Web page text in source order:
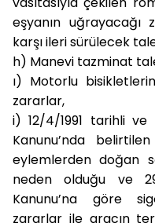
eşyanın uğrayacağı
karşı ileri sürülecek
h) Manevi tazminat
ı) Motorlu
zararlar,
i) 12/4/1991 tarihli ve
Kanunu’nda
eylemlerden doğan
neden olduğu ve
Kanunu’na göre
zararlar ile aracın